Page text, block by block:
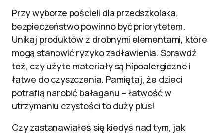
Przy wyborze pościeli dla przedszkolaka,
bezpieczeństwo powinno być priorytetem.
Unikaj produktów z drobnymi elementami, które
mogą stanowić ryzyko zadławienia. Sprawdź
też, czy użyte materiały są hipoalergiczne i
łatwe do czyszczenia. Pamiętaj, że dzieci
potrafią narobić bałaganu – łatwość w
utrzymaniu czystości to duży plus!
Czy zastanawiałeś się kiedyś nad tym, jak